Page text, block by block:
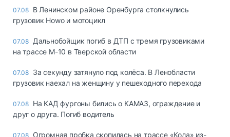
07.08 В Ленинском районе Оренбурга столкнулись
грузовик Howo и мотоцикл
07.08 Дальнобойщик погиб в ДТП с тремя грузовиками
на трассе М-10 в Тверской области
07.08 За секунду затянуло под колёса. В Ленобласти
грузовик наехал на женщину у пешеходного перехода
07.08 На КАД фургоны бились о КАМАЗ, ограждение и
друг о друга. Погиб водитель
07.08 Огромная пробка скопилась на трассе «Кола» из-